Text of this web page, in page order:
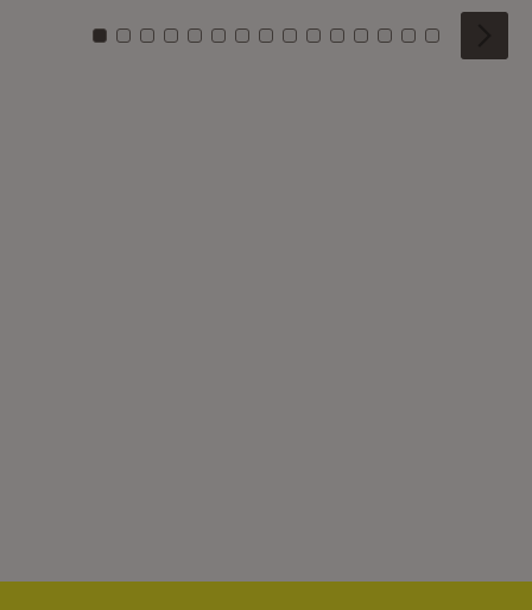
Zu Kachel: 0
Zu Kachel: 1
Zu Kachel: 2
Zu Kachel: 3
Zu Kachel: 4
Zu Kachel: 5
Zu Kachel: 6
Zu Kachel: 7
Zu Kachel: 8
Zu Kachel: 9
Zu Kachel: 10
Zu Kachel: 11
Zu Kachel: 12
Zu Kachel:
Zu